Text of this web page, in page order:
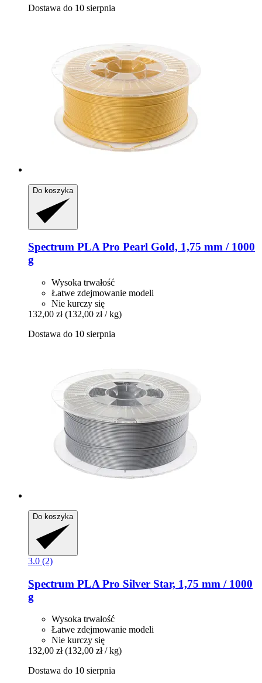
Dostawa do 10 sierpnia
Do koszyka
Spectrum PLA Pro Pearl Gold, 1,75 mm / 1000
g
Wysoka trwałość
Łatwe zdejmowanie modeli
Nie kurczy się
132,00 zł (132,00 zł / kg)
Dostawa do 10 sierpnia
Do koszyka
3.0 (2)
Spectrum PLA Pro Silver Star, 1,75 mm / 1000
g
Wysoka trwałość
Łatwe zdejmowanie modeli
Nie kurczy się
132,00 zł (132,00 zł / kg)
Dostawa do 10 sierpnia